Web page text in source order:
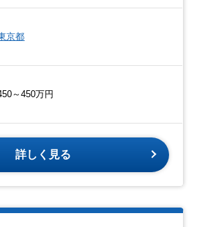
京都
～450万円
詳しく見る